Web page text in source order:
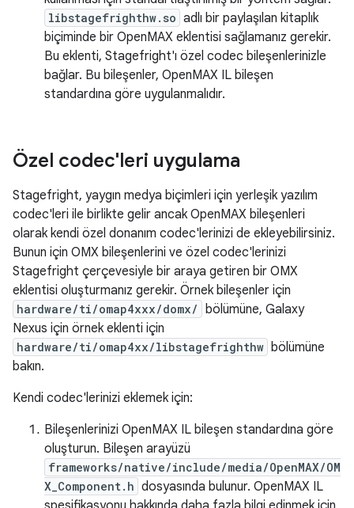
libstagefrighthw.so adlı bir paylaşılan kitaplık
biçiminde bir OpenMAX eklentisi sağlamanız gerekir.
Bu eklenti, Stagefright'ı özel codec bileşenlerinizle
bağlar. Bu bileşenler, OpenMAX IL bileşen
standardına göre uygulanmalıdır.
Özel codec'leri uygulama
Stagefright, yaygın medya biçimleri için yerleşik yazılım
codec'leri ile birlikte gelir ancak OpenMAX bileşenleri
olarak kendi özel donanım codec'lerinizi de ekleyebilirsiniz.
Bunun için OMX bileşenlerini ve özel codec'lerinizi
Stagefright çerçevesiyle bir araya getiren bir OMX
eklentisi oluşturmanız gerekir. Örnek bileşenler için
hardware/ti/omap4xxx/domx/
bölümüne, Galaxy
Nexus için örnek eklenti için
hardware/ti/omap4xx/libstagefrighthw bölümüne
bakın.
Kendi codec'lerinizi eklemek için:
Bileşenlerinizi OpenMAX IL bileşen standardına göre
oluşturun. Bileşen arayüzü
frameworks/native/include/media/OpenMAX/OM
X_Component.h dosyasında bulunur. OpenMAX IL